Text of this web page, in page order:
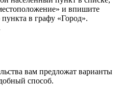
и впишите
пункта в графу «Город».
вам предложат варианты
способ.